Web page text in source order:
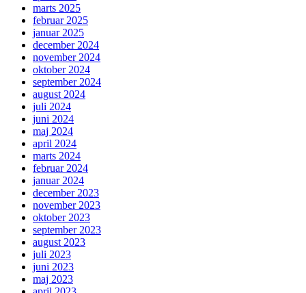
marts 2025
februar 2025
januar 2025
december 2024
november 2024
oktober 2024
september 2024
august 2024
juli 2024
juni 2024
maj 2024
april 2024
marts 2024
februar 2024
januar 2024
december 2023
november 2023
oktober 2023
september 2023
august 2023
juli 2023
juni 2023
maj 2023